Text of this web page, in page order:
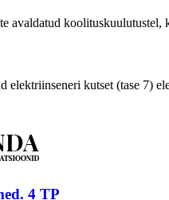
avaldatud koolituskuulutustel,
kutset (tase 7)
4 TP